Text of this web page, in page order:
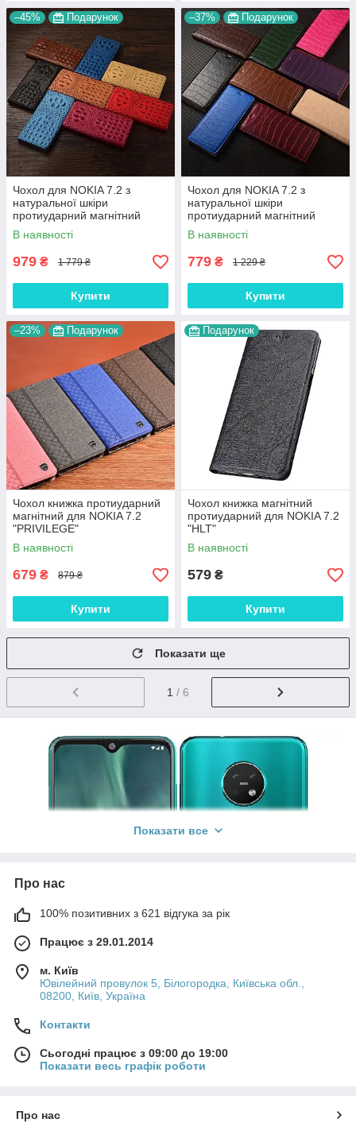
–45% Подарунок
Чохол для NOKIA 7.2 з
натуральної шкіри
протиударний магнітний
книжка з підставкою
"CROCOHEAD"
В наявності
979 ₴ 1 779 ₴
Купити
–37% Подарунок
Чохол для NOKIA 7.2 з
натуральної шкіри
протиударний магнітний
книжка з підставкою "LUXOR"
В наявності
779 ₴ 1 229 ₴
Купити
–23% Подарунок
Чохол книжка протиударний
магнітний для NOKIA 7.2
"PRIVILEGE"
В наявності
679 ₴ 879 ₴
Купити
Подарунок
Чохол книжка магнітний
протиударний для NOKIA 7.2
"HLT"
В наявності
579 ₴
Купити
Показати ще
1 / 6
Я завжди вважав, що захист телефону - це не просто
екраном на 6.3 дюйми з роздільною здатністю Full HD+ та
Показати все
Про нас
100% позитивних з 621 відгука за рік
Працює з 29.01.2014
м. Київ
Ювілейний провулок 5, Білогородка, Київська обл.,
08200, Київ, Україна
Контакти
Сьогодні працює з 09:00 до 19:00
Показати весь графік роботи
Про нас